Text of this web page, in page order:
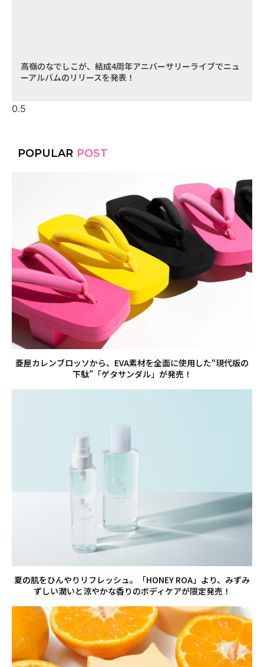
高嶺のなでしこが、結成4周年アニバーサリーライブでニュ
ーアルバムのリリースを発表！
POPULAR POST
菱屋カレンブロッソから、EVA素材を全面に使用した“現代版の
下駄”「ゲタサンダル」が発売！
夏の肌をひんやりリフレッシュ。「HONEY ROA」より、みずみ
ずしい潤いと涼やかな香りのボディケアが限定発売！